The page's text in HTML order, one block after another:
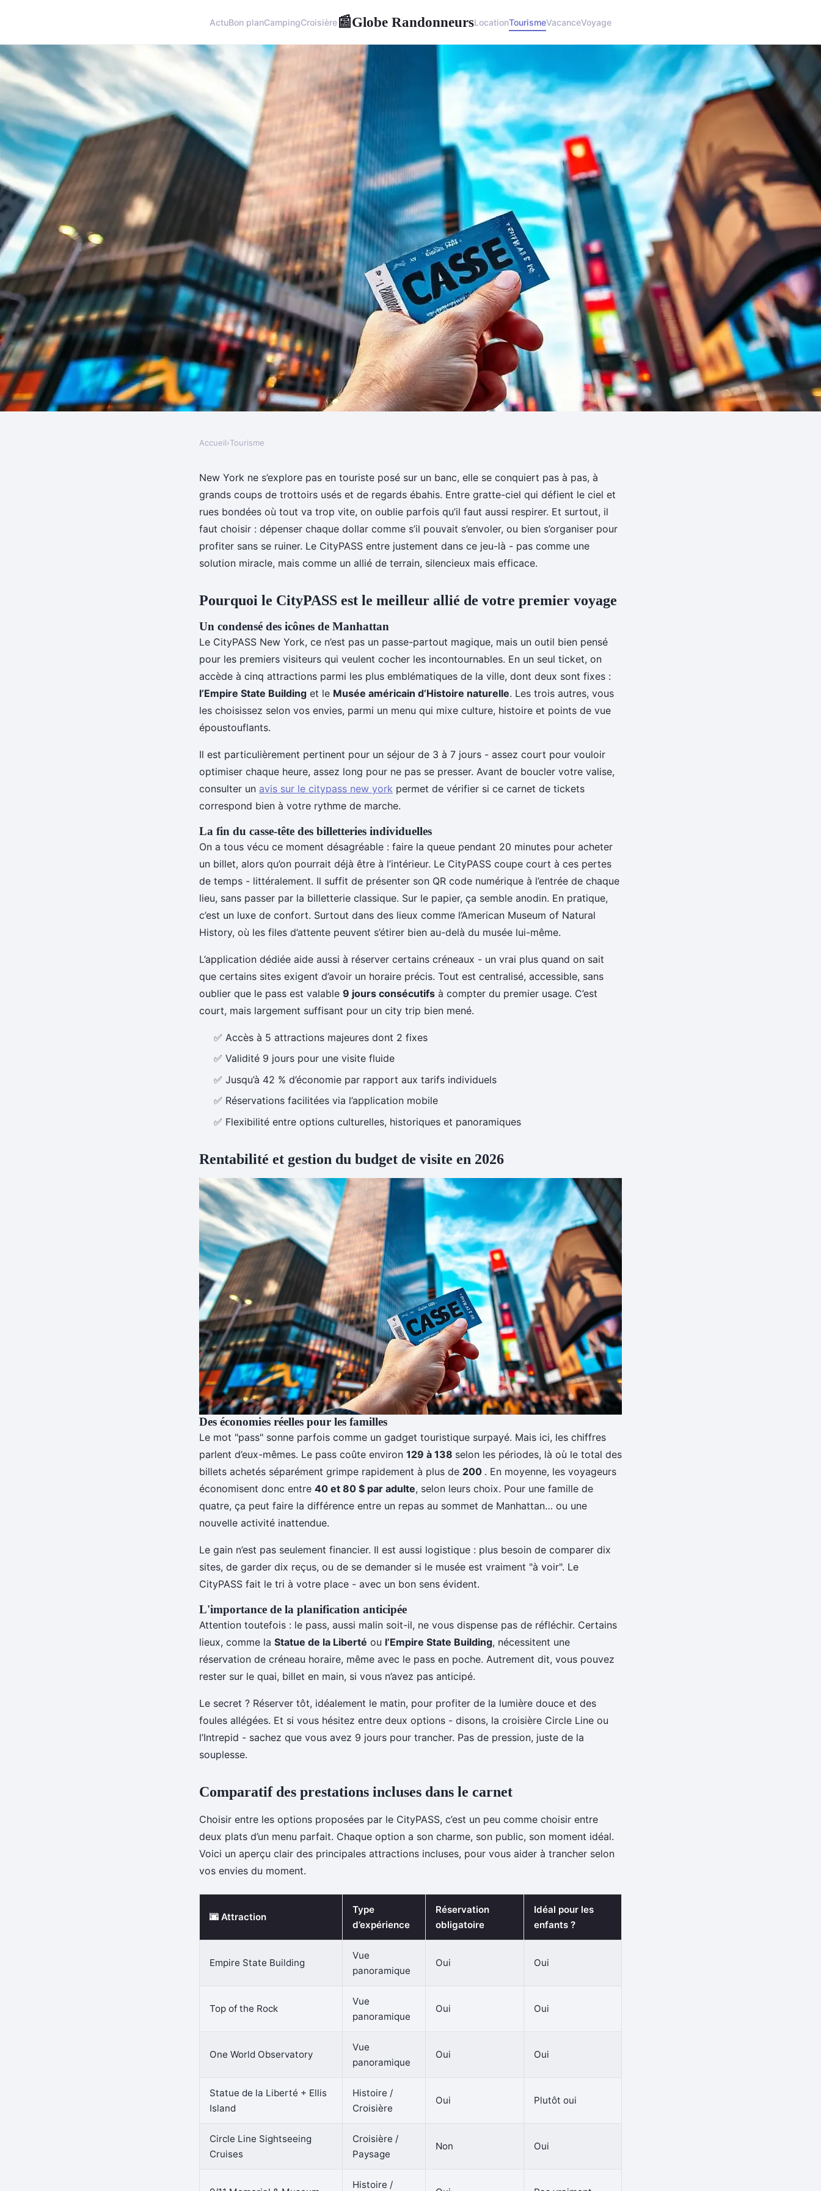
ActuBon planCampingCroisière📰Globe RandonneursLocationTourismeVacanceVoyage
Top 5 raisons d'utiliser le citypass New
York pour explorer la ville
7 min de lecture
Accueil›Tourisme
New York ne s’explore pas en touriste posé sur un banc, elle se conquiert pas à pas, à
grands coups de trottoirs usés et de regards ébahis. Entre gratte-ciel qui défient le ciel et
rues bondées où tout va trop vite, on oublie parfois qu’il faut aussi respirer. Et surtout, il
faut choisir : dépenser chaque dollar comme s’il pouvait s’envoler, ou bien s’organiser pour
profiter sans se ruiner. Le CityPASS entre justement dans ce jeu-là - pas comme une
solution miracle, mais comme un allié de terrain, silencieux mais efficace.
Pourquoi le CityPASS est le meilleur allié de votre premier voyage
Un condensé des icônes de Manhattan
Le CityPASS New York, ce n’est pas un passe-partout magique, mais un outil bien pensé
pour les premiers visiteurs qui veulent cocher les incontournables. En un seul ticket, on
accède à cinq attractions parmi les plus emblématiques de la ville, dont deux sont fixes :
l’Empire State Building et le Musée américain d’Histoire naturelle. Les trois autres, vous
les choisissez selon vos envies, parmi un menu qui mixe culture, histoire et points de vue
époustouflants.
Il est particulièrement pertinent pour un séjour de 3 à 7 jours - assez court pour vouloir
optimiser chaque heure, assez long pour ne pas se presser. Avant de boucler votre valise,
consulter un avis sur le citypass new york permet de vérifier si ce carnet de tickets
correspond bien à votre rythme de marche.
La fin du casse-tête des billetteries individuelles
On a tous vécu ce moment désagréable : faire la queue pendant 20 minutes pour acheter
un billet, alors qu’on pourrait déjà être à l’intérieur. Le CityPASS coupe court à ces pertes
de temps - littéralement. Il suffit de présenter son QR code numérique à l’entrée de chaque
lieu, sans passer par la billetterie classique. Sur le papier, ça semble anodin. En pratique,
c’est un luxe de confort. Surtout dans des lieux comme l’American Museum of Natural
History, où les files d’attente peuvent s’étirer bien au-delà du musée lui-même.
L’application dédiée aide aussi à réserver certains créneaux - un vrai plus quand on sait
que certains sites exigent d’avoir un horaire précis. Tout est centralisé, accessible, sans
oublier que le pass est valable 9 jours consécutifs à compter du premier usage. C’est
court, mais largement suffisant pour un city trip bien mené.
✅ Accès à 5 attractions majeures dont 2 fixes
✅ Validité 9 jours pour une visite fluide
✅ Jusqu’à 42 % d’économie par rapport aux tarifs individuels
✅ Réservations facilitées via l’application mobile
✅ Flexibilité entre options culturelles, historiques et panoramiques
Rentabilité et gestion du budget de visite en 2026
Des économies réelles pour les familles
Le mot "pass" sonne parfois comme un gadget touristique surpayé. Mais ici, les chiffres
parlent d’eux-mêmes. Le pass coûte environ 129 à 138 selon les périodes, là où le total des
billets achetés séparément grimpe rapidement à plus de 200 . En moyenne, les voyageurs
économisent donc entre 40 et 80 $ par adulte, selon leurs choix. Pour une famille de
quatre, ça peut faire la différence entre un repas au sommet de Manhattan… ou une
nouvelle activité inattendue.
Le gain n’est pas seulement financier. Il est aussi logistique : plus besoin de comparer dix
sites, de garder dix reçus, ou de se demander si le musée est vraiment "à voir". Le
CityPASS fait le tri à votre place - avec un bon sens évident.
L'importance de la planification anticipée
Attention toutefois : le pass, aussi malin soit-il, ne vous dispense pas de réfléchir. Certains
lieux, comme la Statue de la Liberté ou l’Empire State Building, nécessitent une
réservation de créneau horaire, même avec le pass en poche. Autrement dit, vous pouvez
rester sur le quai, billet en main, si vous n’avez pas anticipé.
Le secret ? Réserver tôt, idéalement le matin, pour profiter de la lumière douce et des
foules allégées. Et si vous hésitez entre deux options - disons, la croisière Circle Line ou
l’Intrepid - sachez que vous avez 9 jours pour trancher. Pas de pression, juste de la
souplesse.
Comparatif des prestations incluses dans le carnet
Choisir entre les options proposées par le CityPASS, c’est un peu comme choisir entre
deux plats d’un menu parfait. Chaque option a son charme, son public, son moment idéal.
Voici un aperçu clair des principales attractions incluses, pour vous aider à trancher selon
vos envies du moment.
🌆 Attraction
Type
d’expérience
Réservation
obligatoire
Idéal pour les
enfants ?
Empire State Building
Vue
panoramique
Oui Oui
Top of the Rock
Vue
panoramique
Oui Oui
One World Observatory
Vue
panoramique
Oui Oui
Statue de la Liberté + Ellis
Island
Histoire /
Croisière
Oui Plutôt oui
Circle Line Sightseeing
Cruises
Croisière /
Paysage
Non Oui
Histoire /